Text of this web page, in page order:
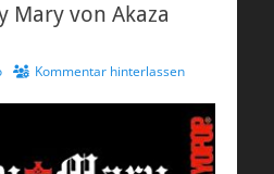
Mary von Akaza
Kommentar hinterlassen